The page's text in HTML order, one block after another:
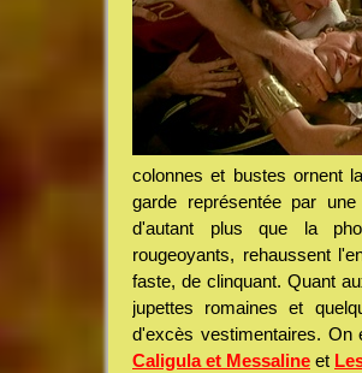
colonnes et bustes ornent
garde représentée par
d'autant plus que la
rougeoyants, rehaussent
faste, de clinquant. Quant
jupettes romaines et
d'excès vestimentaires.
Caligula et Messaline et